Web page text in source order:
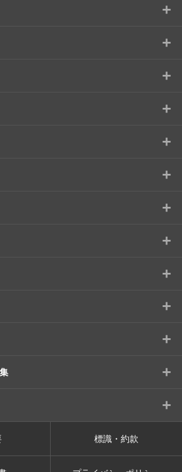
+
+
+
+
+
+
+
+
+
+
+
+
+
標識・約款